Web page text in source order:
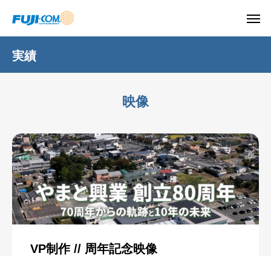
実績
映像
VP制作 // 周年記念映像